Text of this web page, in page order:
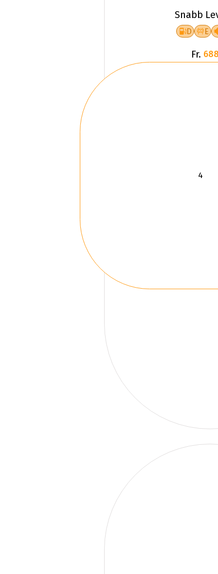
Snabb
D E
Fr.